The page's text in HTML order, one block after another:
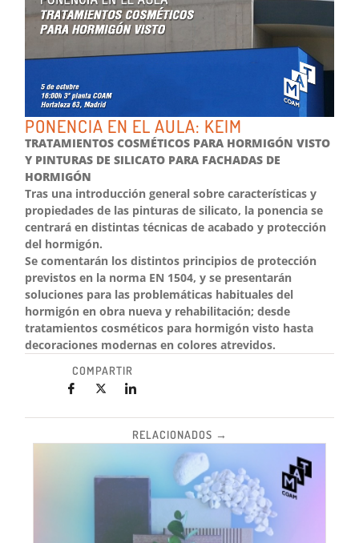
PONENCIA EN EL AULA: KEIM
TRATAMIENTOS COSMÉTICOS PARA HORMIGÓN VISTO
Y PINTURAS DE SILICATO PARA FACHADAS DE
HORMIGÓN
Tras una introducción general sobre características y
propiedades de las pinturas de silicato, la ponencia se
centrará en distintas técnicas de acabado y protección
del hormigón.
Se comentarán los distintos principios de protección
previstos en la norma EN 1504, y se presentarán
soluciones para las problemáticas habituales del
hormigón en obra nueva y rehabilitación; desde
tratamientos cosméticos para hormigón visto hasta
decoraciones modernas en colores atrevidos.
COMPARTIR
RELACIONADOS →